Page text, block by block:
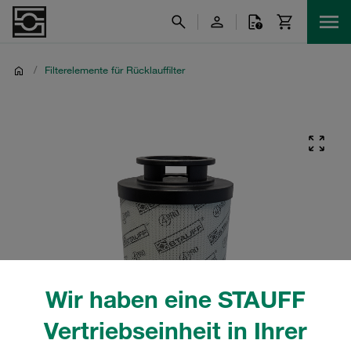
Wir haben eine STAUFF
Vertriebseinheit in Ihrer
/ Filterelemente für Rücklauffilter